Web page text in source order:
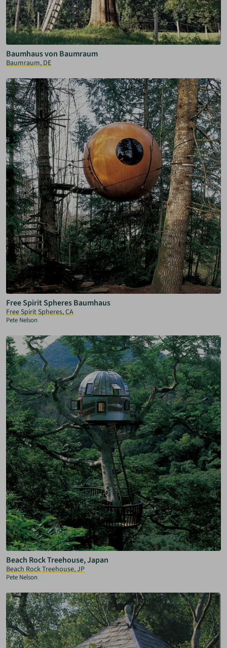
Baumhaus von Baumraum
Baumraum, DE
Free Spirit Spheres Baumhaus
Free Spirit Spheres, CA
Pete Nelson
Beach Rock Treehouse, Japan
Beach Rock Treehouse, JP
Pete Nelson